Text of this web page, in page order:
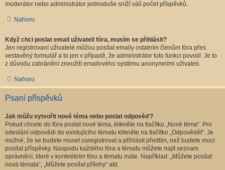
moderátor nebo administrátor jednoduše sníží váš počet příspěvků.
Nahoru
Když chci poslat email uživateli fóra, musím se přihlásit?
Jen registrovaní uživatelé můžou posílat emaily ostatním členům fóra přes
vestavěný formulář a to jen v případě, že administrátor tuto funkci povolil. Je to
z důvodu zabránění zneužití emailového systému anonymními uživateli.
Nahoru
Psaní příspěvků
Jak můžu vytvořit nové téma nebo poslat odpověď?
Pokud chcete do fóra poslat nové téma, klikněte na tlačítko „Nové téma“. Pro
odeslání odpovědi do existujícího tématu klikněte na tlačítko „Odpovědět“. Je
možné, že se budete muset zaregistrovat a přihlásit předtím, než budete moci
posílat příspěvky. Naspodu každého fóra a tématu můžete najít seznam
oprávnění, které v konkrétním fóru a tématu máte. Například: „Můžete posílat
nová témata“, „Můžete posílat přílohy“ atd.